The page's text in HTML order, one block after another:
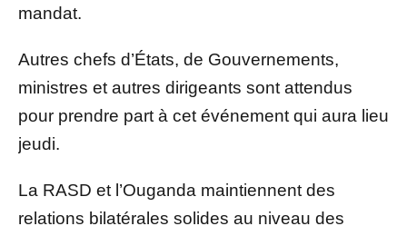
mandat.
Autres chefs d’États, de Gouvernements,
ministres et autres dirigeants sont attendus
pour prendre part à cet événement qui aura lieu
jeudi.
La RASD et l’Ouganda maintiennent des
relations bilatérales solides au niveau des